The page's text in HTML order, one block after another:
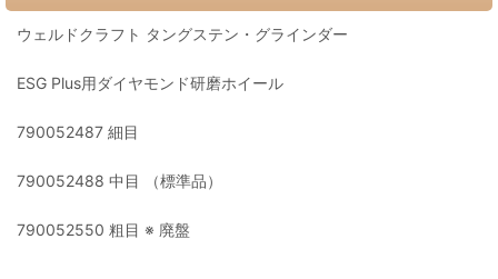
ウェルドクラフト タングステン・グラインダー
ESG Plus用ダイヤモンド研磨ホイール
790052487 細目
790052488 中目 （標準品）
790052550 粗目 ※ 廃盤